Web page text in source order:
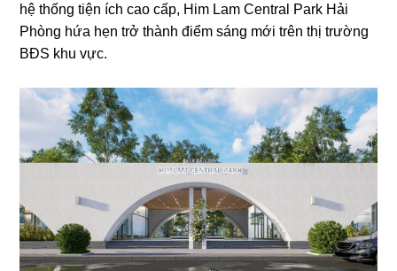
hệ thống tiện ích cao cấp, Him Lam Central Park Hải
Phòng hứa hẹn trở thành điểm sáng mới trên thị trường
BĐS khu vực.